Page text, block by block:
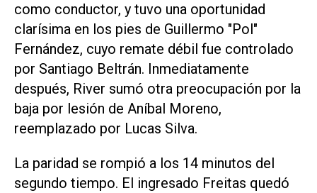
como conductor, y tuvo una oportunidad
clarísima en los pies de Guillermo "Pol"
Fernández, cuyo remate débil fue controlado
por Santiago Beltrán. Inmediatamente
después, River sumó otra preocupación por la
baja por lesión de Aníbal Moreno,
reemplazado por Lucas Silva.
La paridad se rompió a los 14 minutos del
segundo tiempo. El ingresado Freitas quedó